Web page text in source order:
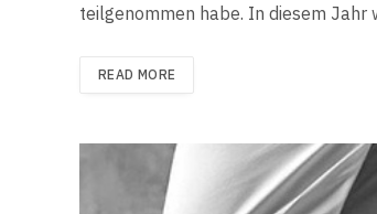
teilgenommen habe. In diesem
READ MORE